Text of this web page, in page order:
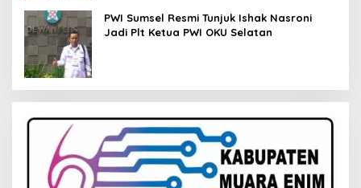
PWI Sumsel Resmi Tunjuk Ishak Nasroni
Jadi Plt Ketua PWI OKU Selatan